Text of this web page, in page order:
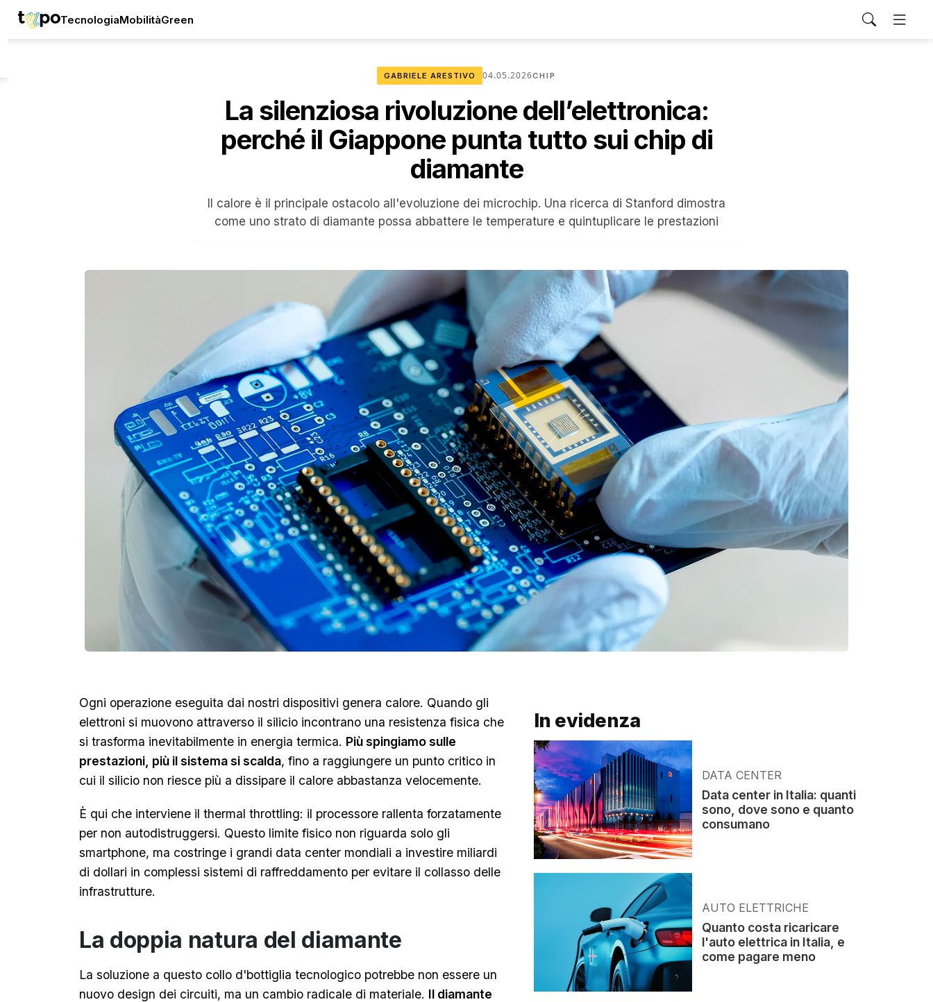
TecnologiaMobilitàGreen
GABRIELE ARESTIVO 04.05.2026CHIP
La silenziosa rivoluzione dell’elettronica:
perché il Giappone punta tutto sui chip di
diamante
Il calore è il principale ostacolo all'evoluzione dei microchip. Una ricerca di Stanford dimostra
come uno strato di diamante possa abbattere le temperature e quintuplicare le prestazioni
Ogni operazione eseguita dai nostri dispositivi genera calore. Quando gli
elettroni si muovono attraverso il silicio incontrano una resistenza fisica che
si trasforma inevitabilmente in energia termica. Più spingiamo sulle
prestazioni, più il sistema si scalda, fino a raggiungere un punto critico in
cui il silicio non riesce più a dissipare il calore abbastanza velocemente.
È qui che interviene il thermal throttling: il processore rallenta forzatamente
per non autodistruggersi. Questo limite fisico non riguarda solo gli
smartphone, ma costringe i grandi data center mondiali a investire miliardi
di dollari in complessi sistemi di raffreddamento per evitare il collasso delle
infrastrutture.
La doppia natura del diamante
La soluzione a questo collo d'bottiglia tecnologico potrebbe non essere un
nuovo design dei circuiti, ma un cambio radicale di materiale. Il diamante
In evidenza
DATA CENTER
Data center in Italia: quanti
sono, dove sono e quanto
consumano
AUTO ELETTRICHE
Quanto costa ricaricare
l'auto elettrica in Italia, e
come pagare meno